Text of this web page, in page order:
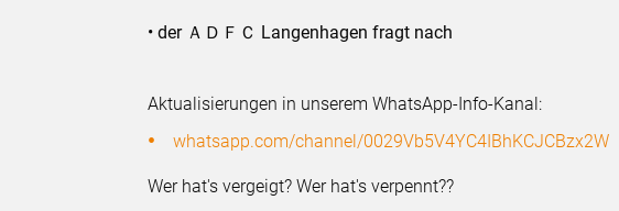
• der ＡＤＦＣ Langenhagen fragt nach
Aktualisierungen in unserem WhatsApp-Info-Kanal:
whatsapp.com/channel/0029Vb5V4YC4IBhKCJCBzx2W
Wer hat's vergeigt? Wer hat's verpennt??